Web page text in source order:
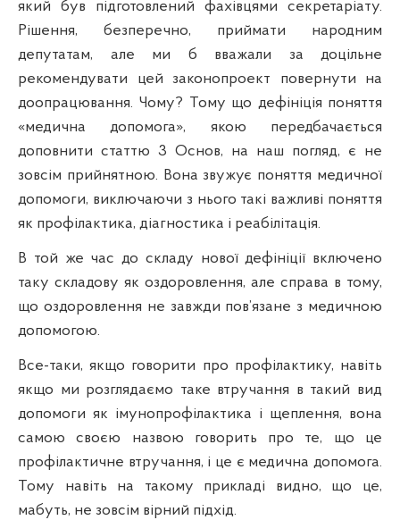
який був підготовлений фахівцями секретаріату.
Рішення, безперечно, приймати народним
депутатам, але ми б вважали за доцільне
рекомендувати цей законопроект повернути на
доопрацювання. Чому? Тому що дефініція поняття
«медична допомога», якою передбачається
доповнити статтю 3 Основ, на наш погляд, є не
зовсім прийнятною. Вона звужує поняття медичної
допомоги, виключаючи з нього такі важливі поняття
як профілактика, діагностика і реабілітація.
В той же час до складу нової дефініції включено
таку складову як оздоровлення, але справа в тому,
що оздоровлення не завжди пов’язане з медичною
допомогою.
Все-таки, якщо говорити про профілактику, навіть
якщо ми розглядаємо таке втручання в такий вид
допомоги як імунопрофілактика і щеплення, вона
самою своєю назвою говорить про те, що це
профілактичне втручання, і це є медична допомога.
Тому навіть на такому прикладі видно, що це,
мабуть, не зовсім вірний підхід.